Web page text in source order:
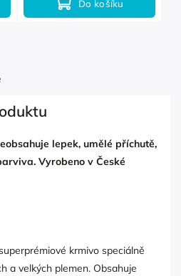
Do košíku
lepek, umělé příchutě,
Vyrobeno v České
krmivo speciálně
a velkých plemen. Obsahuje